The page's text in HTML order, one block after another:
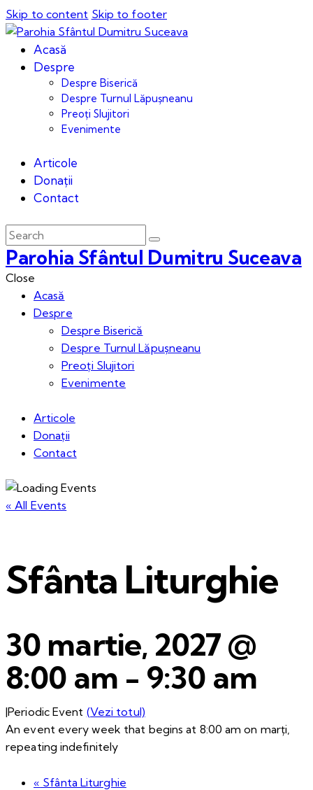
Skip to content Skip to footer
Acasă
Despre
Despre Biserică
Despre Turnul Lăpușneanu
Preoți Slujitori
Evenimente
Articole
Donații
Contact
Parohia Sfântul Dumitru Suceava
Close
Acasă
Despre
Despre Biserică
Despre Turnul Lăpușneanu
Preoți Slujitori
Evenimente
Articole
Donații
Contact
« All Events
Sfânta Liturghie
30 martie, 2027 @
8:00 am - 9:30 am
|Periodic Event (Vezi totul)
An event every week that begins at 8:00 am on marți,
repeating indefinitely
« Sfânta Liturghie